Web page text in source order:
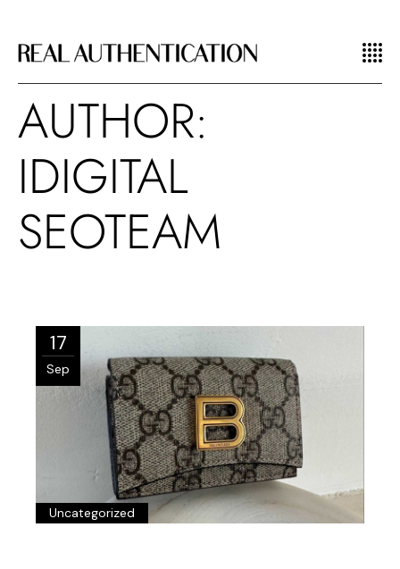
AUTHOR:
IDIGITAL
SEOTEAM
17
Sep
Uncategorized